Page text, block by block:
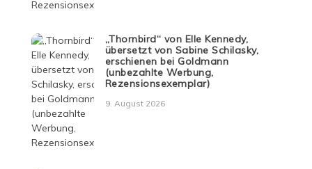
„Thornbird“ von Elle Kennedy,
übersetzt von Sabine Schilasky,
erschienen bei Goldmann
(unbezahlte Werbung,
Rezensionsexemplar)
9. August 2026